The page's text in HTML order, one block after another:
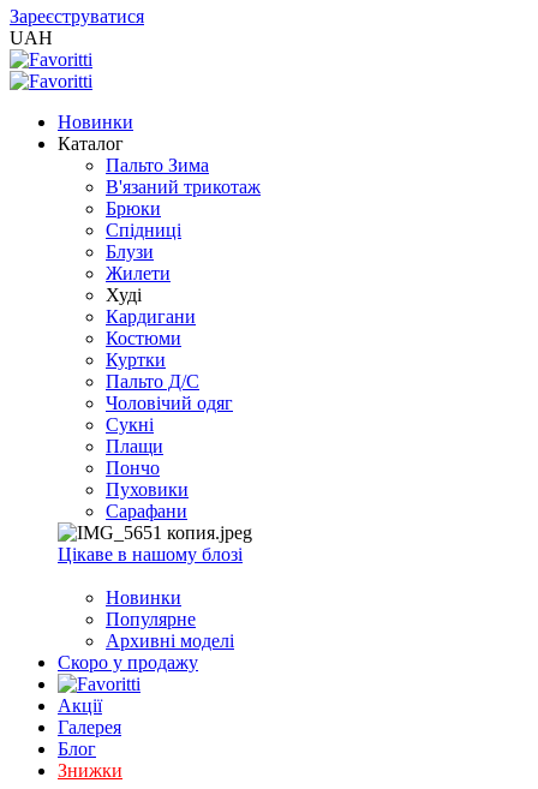
Зареєструватися
UAH
Новинки
Каталог
Пальто Зима
В'язаний трикотаж
Брюки
Спідниці
Блузи
Жилети
Худі
Кардигани
Костюми
Куртки
Пальто Д/С
Чоловічий одяг
Сукні
Плащи
Пончо
Пуховики
Сарафани
Цікаве в нашому блозі
Новинки
Популярне
Архивні моделі
Скоро у продажу
Акції
Галерея
Блог
Знижки
EXCEL
2005
(Опт)
XLSX